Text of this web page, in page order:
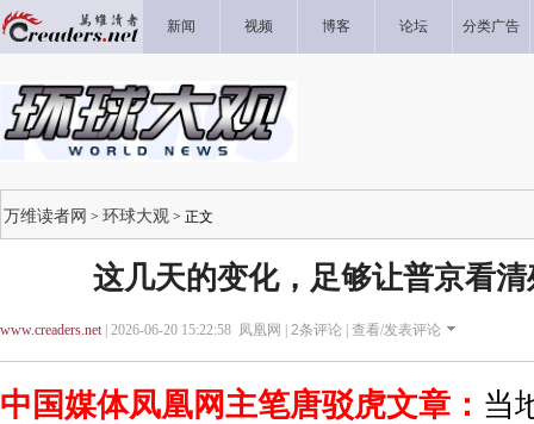
新闻 视频 博客 论坛 分类广告
万维读者网 > 环球大观 > 正文
这几天的变化，足够让普京看
www.creaders.net| 2026-06-20 15:22:58 凤凰网 | 2条评论 | 查看/发表评论
中国媒体凤凰网主笔唐驳虎文章： 当